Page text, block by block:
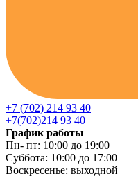
+7 (702) 214 93 40
+7(702)214 93 40
График работы
Пн- пт: 10:00 до 19:00
Суббота: 10:00 до 17:00
Воскресенье: выходной